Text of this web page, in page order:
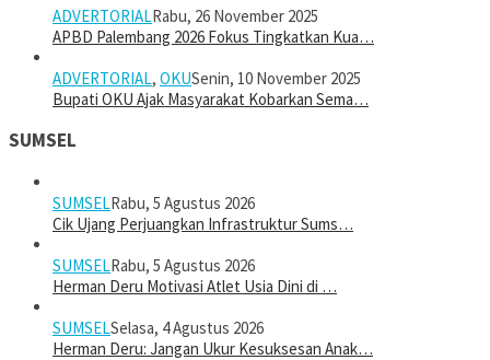
ADVERTORIALRabu, 26 November 2025
APBD Palembang 2026 Fokus Tingkatkan Kua…
ADVERTORIAL, OKUSenin, 10 November 2025
Bupati OKU Ajak Masyarakat Kobarkan Sema…
SUMSEL
SUMSELRabu, 5 Agustus 2026
Cik Ujang Perjuangkan Infrastruktur Sums…
SUMSELRabu, 5 Agustus 2026
Herman Deru Motivasi Atlet Usia Dini di …
SUMSELSelasa, 4 Agustus 2026
Herman Deru: Jangan Ukur Kesuksesan Anak…